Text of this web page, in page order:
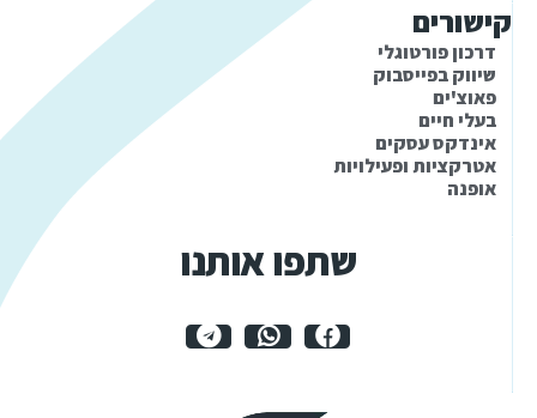
קישורים
דרכון פורטוגלי
שיווק בפייסבוק
פאוצ'ים
בעלי חיים
אינדקס עסקים
אטרקציות ופעילויות
אופנה
שתפו אותנו